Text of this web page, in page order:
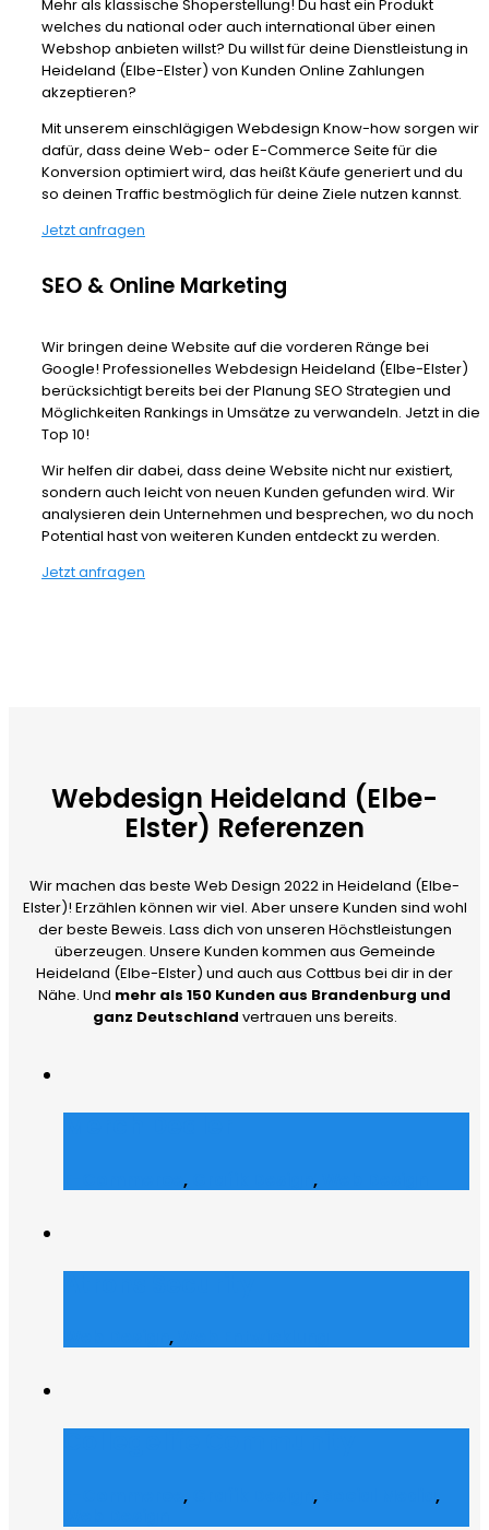
Mehr als klassische Shoperstellung! Du hast ein Produkt
welches du national oder auch international über einen
Webshop anbieten willst? Du willst für deine Dienstleistung in
Heideland (Elbe-Elster) von Kunden Online Zahlungen
akzeptieren?
Mit unserem einschlägigen Webdesign Know-how sorgen wir
dafür, dass deine Web- oder E-Commerce Seite für die
Konversion optimiert wird, das heißt Käufe generiert und du
so deinen Traffic bestmöglich für deine Ziele nutzen kannst.
Jetzt anfragen
SEO & Online Marketing
Wir bringen deine Website auf die vorderen Ränge bei
Google! Professionelles Webdesign Heideland (Elbe-Elster)
berücksichtigt bereits bei der Planung SEO Strategien und
Möglichkeiten Rankings in Umsätze zu verwandeln. Jetzt in die
Top 10!
Wir helfen dir dabei, dass deine Website nicht nur existiert,
sondern auch leicht von neuen Kunden gefunden wird. Wir
analysieren dein Unternehmen und besprechen, wo du noch
Potential hast von weiteren Kunden entdeckt zu werden.
Jetzt anfragen
Webdesign Heideland (Elbe-
Elster) Referenzen
Wir machen das beste Web Design 2022 in Heideland (Elbe-
Elster)! Erzählen können wir viel. Aber unsere Kunden sind wohl
der beste Beweis. Lass dich von unseren Höchstleistungen
überzeugen. Unsere Kunden kommen aus Gemeinde
Heideland (Elbe-Elster) und auch aus Cottbus bei dir in der
Nähe. Und mehr als 150 Kunden aus Brandenburg und
ganz Deutschland vertrauen uns bereits.
, ,
,
, ,
,